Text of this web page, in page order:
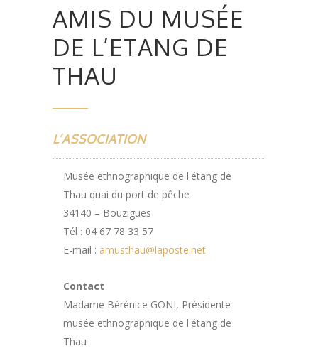
AMIS DU MUSÉE
DE L’ETANG DE
THAU
L’ASSOCIATION
Musée ethnographique de l'étang de
Thau quai du port de pêche
34140 – Bouzigues
Tél : 04 67 78 33 57
E-mail : amusthau@laposte.net
Contact
Madame Bérénice GONI, Présidente
musée ethnographique de l'étang de
Thau